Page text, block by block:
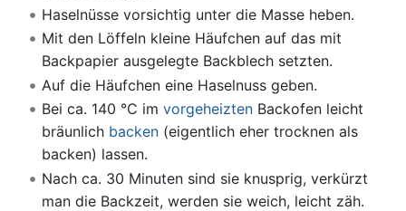
Haselnüsse vorsichtig unter die Masse heben.
Mit den Löffeln kleine Häufchen auf das mit
Backpapier ausgelegte Backblech setzten.
Auf die Häufchen eine Haselnuss geben.
Bei ca. 140 °C im vorgeheiztenBackofen leicht
bräunlich backen(eigentlich eher trocknen als
backen) lassen.
Nach ca. 30 Minuten sind sie knusprig, verkürzt
man die Backzeit, werden sie weich, leicht zäh.